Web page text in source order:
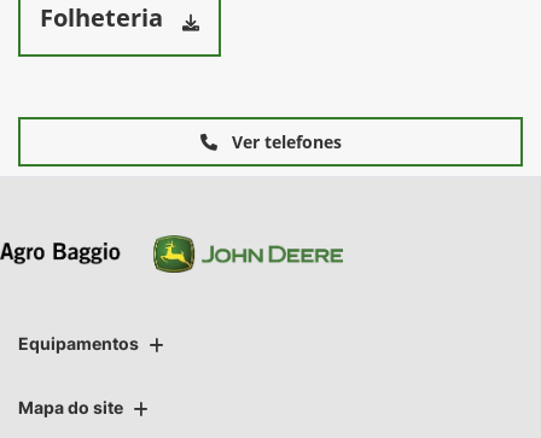
Folheteria
Ver telefones
Equipamentos
Mapa do site